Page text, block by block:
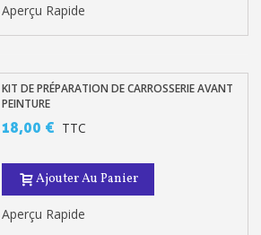
sous 24 h en France Métropolitaine
France métropolitaine pour 250€ d'achats
en 4x sans frais dès 30€ d'achats
en ligne en moins d'1 minute
et obtenez des bons d'achat
Aperçu Rapide
KIT DE PRÉPARATION DE CARROSSERIE AVANT
PEINTURE
18,00 € TTC
Ajouter Au Panier
Aperçu Rapide